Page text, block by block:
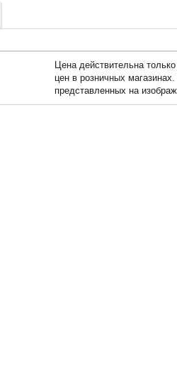
Цена действительна
цен в розничных
представленных на